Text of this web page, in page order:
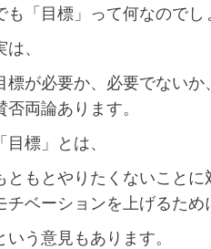
も「目標」って何なのでし
は、
標が必要か、必要でないか
否両論あります。
「目標」とは、
ともとやりたくないことに
チベーションを上げるため
いう意見もあります。